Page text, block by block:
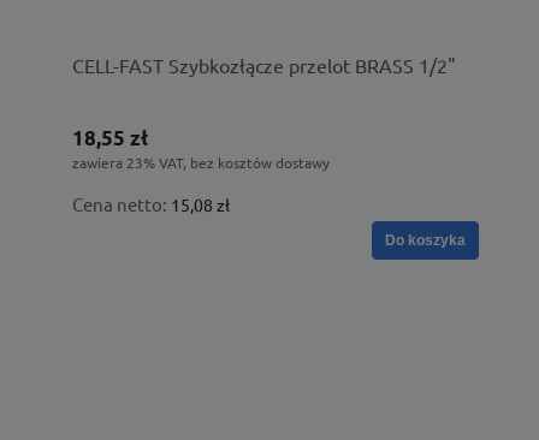
CELL-FAST Szybkozłącze przelot BRASS 1/2"
18,55 zł
zawiera 23% VAT, bez kosztów dostawy
Cena netto: 15,08 zł
Do koszyka